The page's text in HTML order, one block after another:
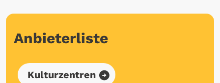
Anbieterliste
Kulturzentren